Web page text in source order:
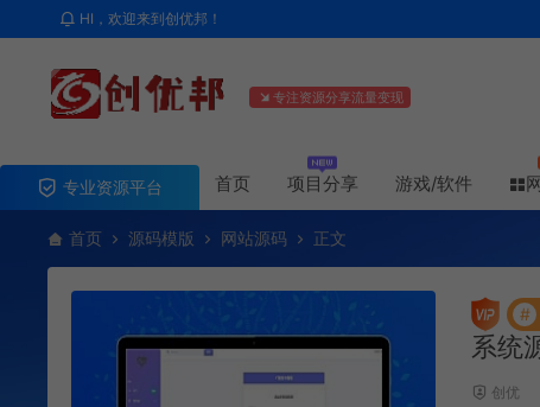
HI，欢迎来到创优邦！
专注资源分享流量变现
专业资源平台 首页 项目分享 游戏/软件
首页 源码模版 网站源码 正文
#
系统
创优